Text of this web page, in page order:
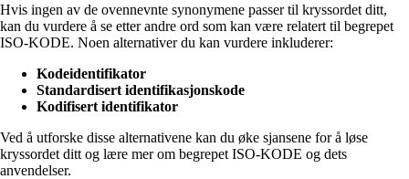
Hvis ingen av de ovennevnte synonymene passer til kryssordet ditt,
kan du vurdere å se etter andre ord som kan være relatert til begrepet
ISO-KODE. Noen alternativer du kan vurdere inkluderer:
Kodeidentifikator
Standardisert identifikasjonskode
Kodifisert identifikator
Ved å utforske disse alternativene kan du øke sjansene for å løse
kryssordet ditt og lære mer om begrepet ISO-KODE og dets
anvendelser.